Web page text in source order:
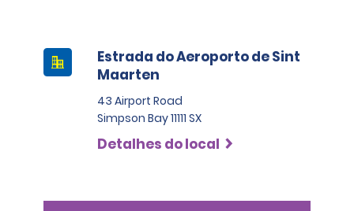
Estrada do Aeroporto de Sint
Maarten
43 Airport Road
Simpson Bay 11111 SX
Detalhes do local